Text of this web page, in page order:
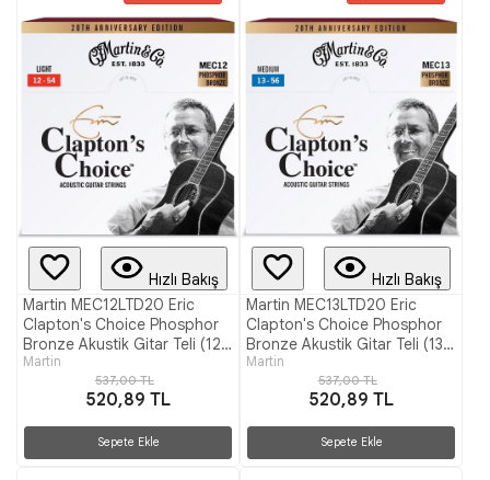
Hızlı Bakış
Martin MEC12LTD20 Eric
Clapton's Choice Phosphor
Bronze Akustik Gitar Teli (12-
54)
Martin
537,00 TL
520,89 TL
Sepete Ekle
Hızlı Bakış
Martin MEC13LTD20 Eric
Clapton's Choice Phosphor
Bronze Akustik Gitar Teli (13-
56)
Martin
537,00 TL
520,89 TL
Sepete Ekle